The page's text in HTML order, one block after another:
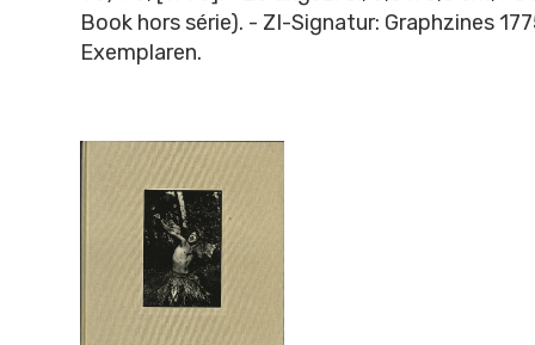
Book hors série). - ZI-Signatur: Graphzines
Exemplaren.